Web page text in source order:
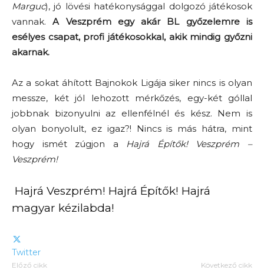
Marguc), jó lövési hatékonysággal dolgozó játékosok
vannak.A Veszprém egy akár BL győzelemre is
esélyes csapat, profi játékosokkal, akik mindig győzni
akarnak.
Az a sokat áhított Bajnokok Ligája siker nincs is olyan
messze, két jól lehozott mérkőzés, egy-két góllal
jobbnak bizonyulni az ellenfélnél és kész. Nem is
olyan bonyolult, ez igaz?! Nincs is más hátra, mint
hogy ismét zúgjon a Hajrá Építők! Veszprém –
Veszprém!
Hajrá Veszprém! Hajrá Építők! Hajrá
magyar kézilabda!
Twitter
Előző cikk Következő cikk